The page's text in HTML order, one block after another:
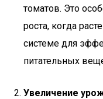
томатов. Это
роста, когда
системе для
питательных
Увеличение